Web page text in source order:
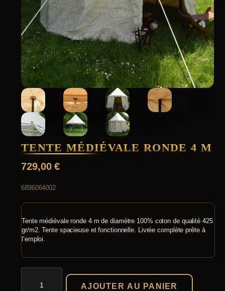
TENTE MÉDIÉVALE RONDE 4 M
729,00€
6896064002
Tente médiévale ronde 4 m de diamètre 100% coton de qualité 425
gr/m2. Tente spacieuse et fonctionnelle. Livrée complète prête à
l’emploi.
quantité
AJOUTER AU PANIER